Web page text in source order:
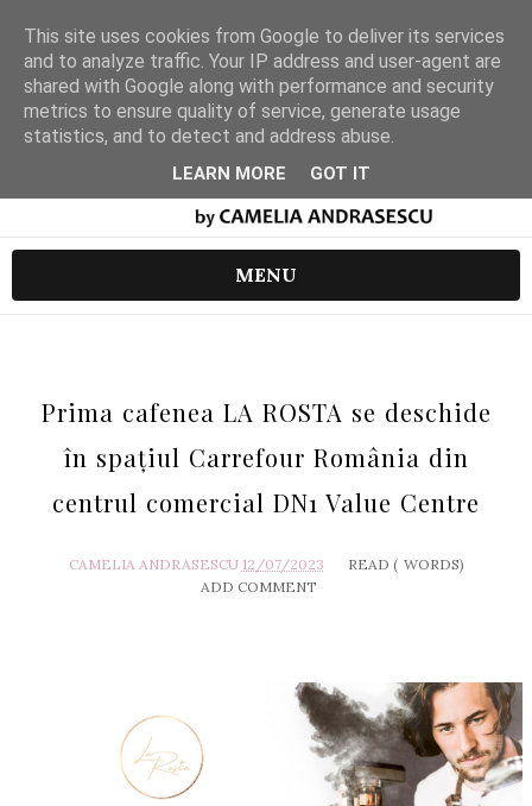
MENU
Prima cafenea LA ROSTA se deschide
în spațiul Carrefour România din
centrul comercial DN1 Value Centre
CAMELIA ANDRASESCU 12/07/2023 READ ( WORDS)
ADD COMMENT
This site uses cookies from Google to deliver its services
and to analyze traffic. Your IP address and user-agent are
shared with Google along with performance and security
metrics to ensure quality of service, generate usage
statistics, and to detect and address abuse.
LEARN MORE GOT IT